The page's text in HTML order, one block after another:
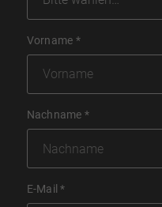
Vorname *
Nachname *
E-Mail*